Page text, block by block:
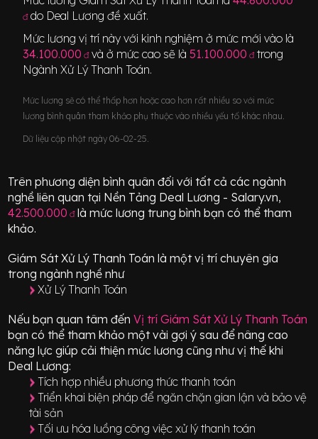
đdo Deal Lương đề xuất.
Mức lương vị trí này với kinh nghiệm ở mức mới vào là
34.100.000 đ và ở mức cao sẽ là51.100.000 đ trong
NgànhXử Lý Thanh Toán.
Mức lương sẽ có thể thấp hơn hoặc cao hơn rất nhiều so với mức
lương bình quân tham khảo phụ thuộc vào nhiều yếu tố khác nhau.
Dữ liệu cập nhật ngày 06-02-25.
Trên phương diện bình quân đối với tất cả các ngành
nghề liên quan tại Nền Tảng Deal Lương - Salary.vn,
42.500.000 đlà mức lương trung bình bạn có thể tham
khảo.
Giám Sát Xử Lý Thanh Toán là một vị tríchuyên gia
trong ngành nghề như
Xử Lý Thanh Toán
Nếu bạn quan tâm đến Vị tríGiám Sát Xử Lý Thanh Toán
bạn có thể tham khảo một vài gợi ý sau để nâng cao
năng lực giúp cải thiện mức lương cũng như vị thế khi
Deal Lương:
Tích hợp nhiều phương thức thanh toán
Triển khai biện pháp để ngăn chặn gian lận và bảo vệ
tài sản
Tối ưu hóa luồng công việc xử lý thanh toán